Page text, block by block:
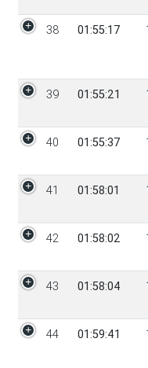
38 01:55:17
39 01:55:21
40 01:55:37
41 01:58:01
42 01:58:02
43 01:58:04
44 01:59:41